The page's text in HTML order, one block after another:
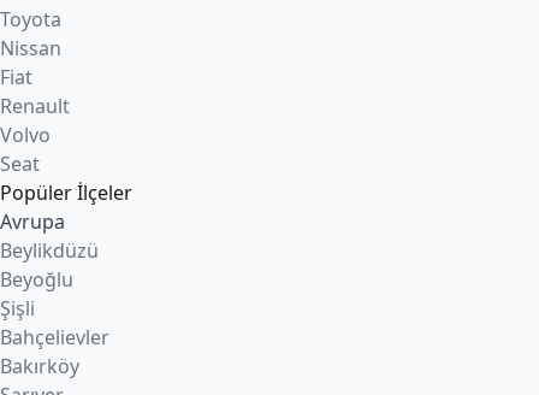
Toyota
Nissan
Fiat
Renault
Volvo
Seat
Popüler İlçeler
Avrupa
Beylikdüzü
Beyoğlu
Şişli
Bahçelievler
Bakırköy